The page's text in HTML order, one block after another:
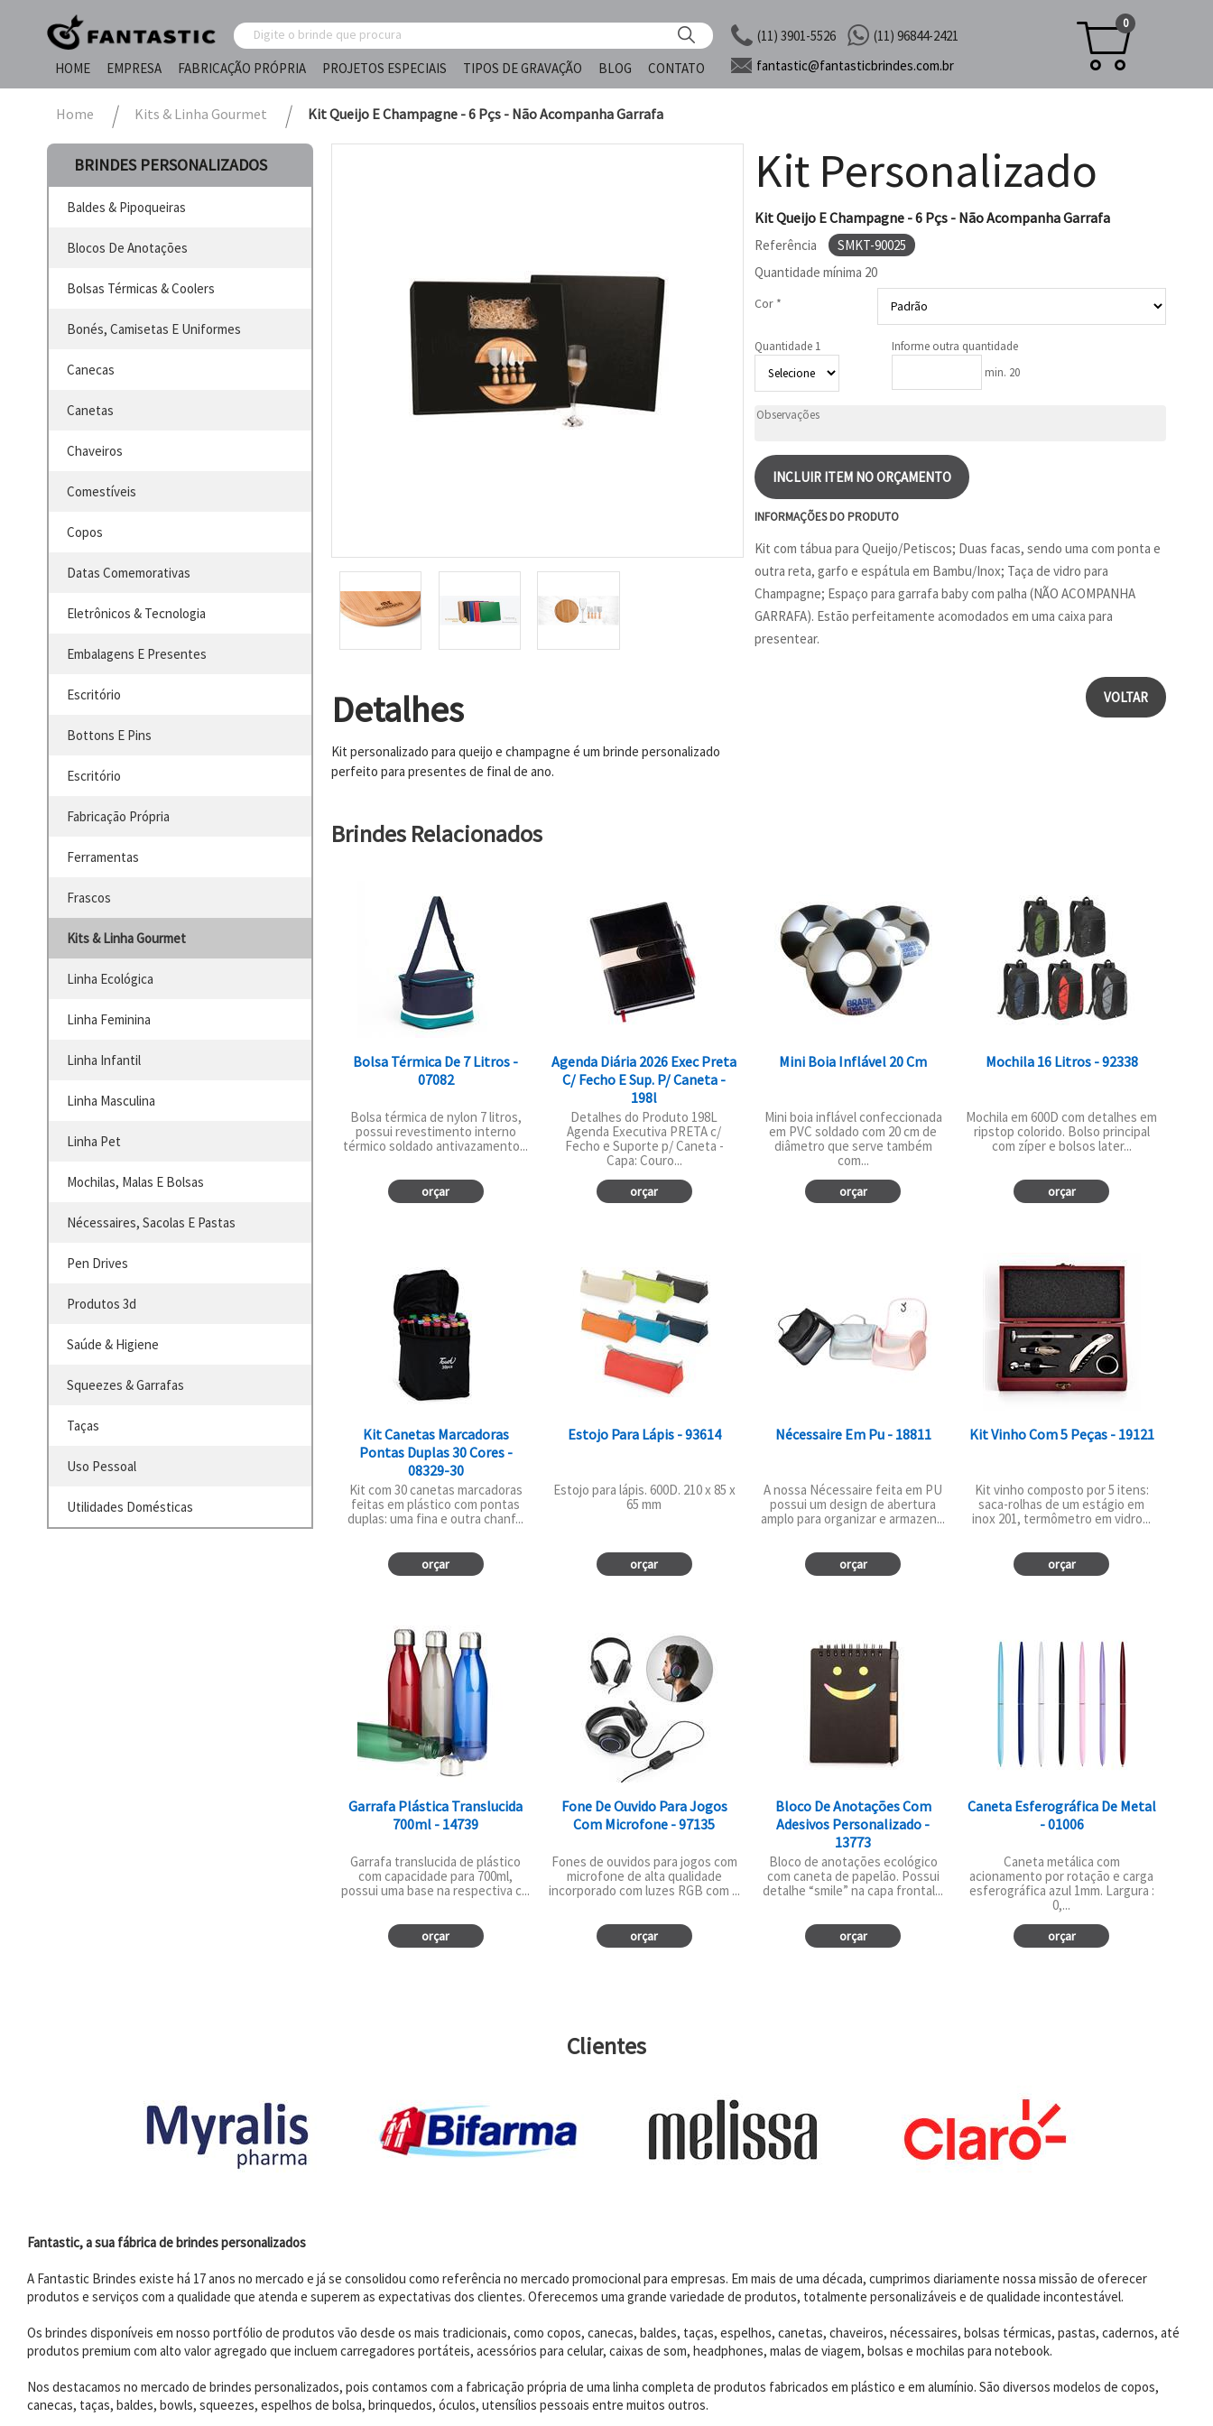
(11) 3901-5526
(11) 96844-2421
HOME
EMPRESA FABRICAÇÃO PRÓPRIA PROJETOS ESPECIAIS TIPOS DE GRAVAÇÃO BLOG CONTATO fantastic@fantasticbrindes.com.br
0
Home Kits & Linha Gourmet Kit Queijo E Champagne - 6 Pçs - Não Acompanha Garrafa
BRINDES PERSONALIZADOS
Baldes & Pipoqueiras
Blocos De Anotações
Bolsas Térmicas & Coolers
Bonés, Camisetas E Uniformes
Canecas
Canetas
Chaveiros
Comestíveis
Copos
Datas Comemorativas
Eletrônicos & Tecnologia
Embalagens E Presentes
Escritório
Bottons E Pins
Escritório
Fabricação Própria
Ferramentas
Frascos
Kits & Linha Gourmet
Linha Ecológica
Linha Feminina
Linha Infantil
Linha Masculina
Linha Pet
Mochilas, Malas E Bolsas
Nécessaires, Sacolas E Pastas
Pen Drives
Produtos 3d
Saúde & Higiene
Squeezes & Garrafas
Taças
Uso Pessoal
Utilidades Domésticas
Detalhes
Kit personalizado para queijo e champagne é um brinde personalizado
perfeito para presentes de final de ano.
Kit Personalizado
Kit Queijo E Champagne - 6 Pçs - Não Acompanha Garrafa
Referência
SMKT-90025
Quantidade mínima 20
Cor *
Quantidade 1
Informe outra quantidade
min. 20
INCLUIR ITEM NO ORÇAMENTO
INFORMAÇÕES DO PRODUTO
Kit com tábua para Queijo/Petiscos; Duas facas, sendo uma com ponta e
outra reta, garfo e espátula em Bambu/Inox; Taça de vidro para
Champagne; Espaço para garrafa baby com palha (NÃO ACOMPANHA
GARRAFA). Estão perfeitamente acomodados em uma caixa para
presentear.
VOLTAR
Brindes Relacionados
Bolsa Térmica De 7 Litros -
07082
Bolsa térmica de nylon 7 litros,
possui revestimento interno
térmico soldado antivazamento...
orçar
Agenda Diária 2026 Exec Preta
C/ Fecho E Sup. P/ Caneta -
198l
Detalhes do Produto 198L
Agenda Executiva PRETA c/
Fecho e Suporte p/ Caneta -
Capa: Couro...
orçar
Mini Boia Inflável 20 Cm
Mini boia inflável confeccionada
em PVC soldado com 20 cm de
diâmetro que serve também
com...
orçar
Mochila 16 Litros - 92338
Mochila em 600D com detalhes em
ripstop colorido. Bolso principal
com zíper e bolsos later...
orçar
Kit Canetas Marcadoras
Pontas Duplas 30 Cores -
08329-30
Kit com 30 canetas marcadoras
feitas em plástico com pontas
duplas: uma fina e outra chanf...
orçar
Estojo Para Lápis - 93614
Estojo para lápis. 600D. 210 x 85 x
65 mm
orçar
Nécessaire Em Pu - 18811
A nossa Nécessaire feita em PU
possui um design de abertura
amplo para organizar e armazen...
orçar
Kit Vinho Com 5 Peças - 19121
Kit vinho composto por 5 itens:
saca-rolhas de um estágio em
inox 201, termômetro em vidro...
orçar
Garrafa Plástica Translucida
700ml - 14739
Garrafa translucida de plástico
com capacidade para 700ml,
possui uma base na respectiva c...
orçar
Fone De Ouvido Para Jogos
Com Microfone - 97135
Fones de ouvidos para jogos com
microfone de alta qualidade
incorporado com luzes RGB com ...
orçar
Bloco De Anotações Com
Adesivos Personalizado -
13773
Bloco de anotações ecológico
com caneta de papelão. Possui
detalhe “smile” na capa frontal...
orçar
Caneta Esferográfica De Metal
- 01006
Caneta metálica com
acionamento por rotação e carga
esferográfica azul 1mm. Largura :
0,...
orçar
Clientes
Fantastic, a sua fábrica de brindes personalizados
A Fantastic Brindes existe há 17 anos no mercado e já se consolidou como referência no mercado promocional para empresas. Em mais de uma década, cumprimos diariamente nossa missão de oferecer
produtos e serviços com a qualidade que atenda e superem as expectativas dos clientes. Oferecemos uma grande variedade de produtos, totalmente personalizáveis e de qualidade incontestável.
Os brindes disponíveis em nosso portfólio de produtos vão desde os mais tradicionais, como copos, canecas, baldes, taças, espelhos, canetas, chaveiros, nécessaires, bolsas térmicas, pastas, cadernos, até
produtos premium com alto valor agregado que incluem carregadores portáteis, acessórios para celular, caixas de som, headphones, malas de viagem, bolsas e mochilas para notebook.
Nos destacamos no mercado de brindes personalizados, pois contamos com a fabricação própria de uma linha completa de produtos fabricados em plástico e em alumínio. São diversos modelos de copos,
canecas, taças, baldes, bowls, squeezes, espelhos de bolsa, brinquedos, óculos, utensílios pessoais entre muitos outros.